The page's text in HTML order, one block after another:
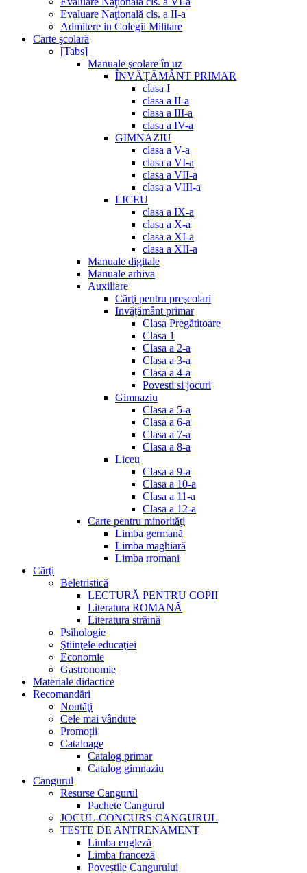
Evaluare Naţională cls. a II-a
Admitere in Colegii Militare
Carte şcolară
[Tabs]
Manuale şcolare în uz
ÎNVĂȚĂMÂNT PRIMAR
clasa I
clasa a II-a
clasa a III-a
clasa a IV-a
GIMNAZIU
clasa a V-a
clasa a VI-a
clasa a VII-a
clasa a VIII-a
LICEU
clasa a IX-a
clasa a X-a
clasa a XI-a
clasa a XII-a
Manuale digitale
Manuale arhiva
Auxiliare
Cărţi pentru preşcolari
Invățământ primar
Clasa Pregătitoare
Clasa 1
Clasa a 2-a
Clasa a 3-a
Clasa a 4-a
Povesti si jocuri
Gimnaziu
Clasa a 5-a
Clasa a 6-a
Clasa a 7-a
Clasa a 8-a
Liceu
Clasa a 9-a
Clasa a 10-a
Clasa a 11-a
Clasa a 12-a
Carte pentru minorităţi
Limba germană
Limba maghiară
Limba rromani
Cărţi
Beletristică
LECTURĂ PENTRU COPII
Literatura ROMANĂ
Literatura străină
Psihologie
Ştiinţele educaţiei
Economie
Gastronomie
Materiale didactice
Recomandări
Noutăţi
Cele mai vândute
Promoții
Cataloage
Catalog primar
Catalog gimnaziu
Cangurul
Resurse Cangurul
Pachete Cangurul
JOCUL-CONCURS CANGURUL
TESTE DE ANTRENAMENT
Limba engleză
Limba franceză
Poveștile Cangurului